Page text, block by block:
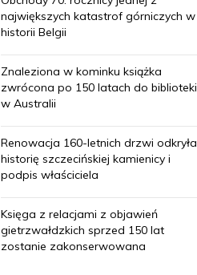
największych katastrof górniczych w
historii Belgii
Znaleziona w kominku książka
zwrócona po 150 latach do biblioteki
w Australii
Renowacja 160-letnich drzwi odkryła
historię szczecińskiej kamienicy i
podpis właściciela
Księga z relacjami z objawień
gietrzwałdzkich sprzed 150 lat
zostanie zakonserwowana